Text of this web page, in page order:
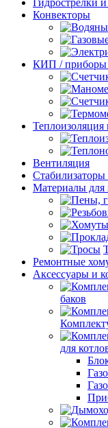
Гидрострелки
Конвекторы
КИП / приборы
Теплоизоляция
Вентиляция
Материалы для
Ремонтные
Аксессуары и
баков
для